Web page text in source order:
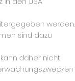
werden.
sind dazu
daher nicht